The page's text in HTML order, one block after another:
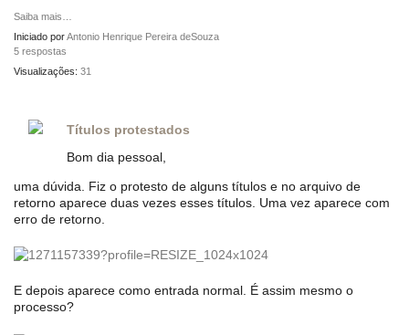
Saiba mais…
Iniciado porAntonio Henrique Pereira deSouza
5 respostas
Visualizações: 31
Títulos protestados
Bom dia pessoal,
uma dúvida. Fiz o protesto de alguns títulos e no arquivo de
retorno aparece duas vezes esses títulos. Uma vez aparece com
erro de retorno.
E depois aparece como entrada normal. É assim mesmo o
processo?